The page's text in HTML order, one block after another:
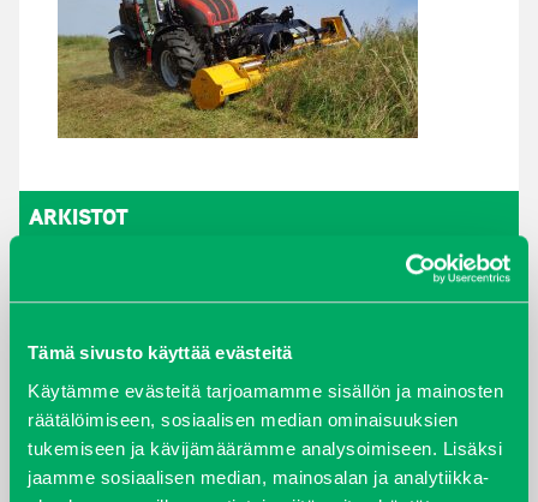
Tämä sivusto käyttää evästeitä
Käytämme evästeitä tarjoamamme sisällön ja mainosten
räätälöimiseen, sosiaalisen median ominaisuuksien
tukemiseen ja kävijämäärämme analysoimiseen. Lisäksi
jaamme sosiaalisen median, mainosalan ja analytiikka-
ARKISTOT
syyskuu 2023
joulukuu 2022